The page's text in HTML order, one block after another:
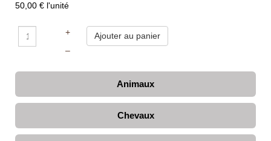
50,00 € l'unité
+
–
Animaux
Chevaux